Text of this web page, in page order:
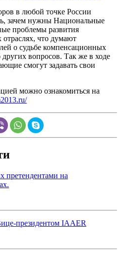
в любой точке России
зачем нужны Национальные
проблемы развития
отраслях, что думают
о судьбе компенсационных
вопросов. Так же в ходе
смогут задавать свои
можно ознакомиться на
претендентами на
президентом IAAER